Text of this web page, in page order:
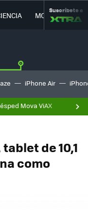
MOVILIDAD
Suscríbete a
iPhone Air
Mova ViAX
de 10,1
como